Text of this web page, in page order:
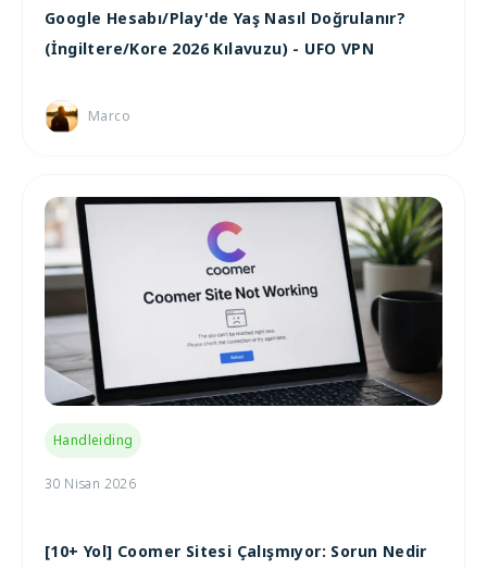
Google Hesabı/Play'de Yaş Nasıl Doğrulanır?
(İngiltere/Kore 2026 Kılavuzu) - UFO VPN
Marco
Handleiding
30 Nisan 2026
[10+ Yol] Coomer Sitesi Çalışmıyor: Sorun Nedir